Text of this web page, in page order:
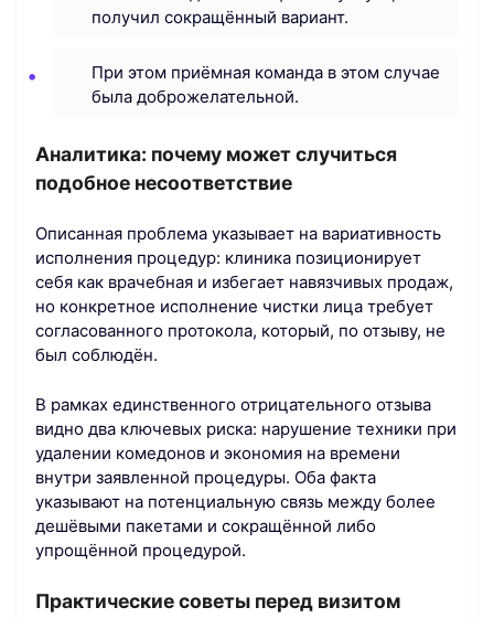
получил сокращённый вариант.
При этом приёмная команда в этом случае
была доброжелательной.
Аналитика: почему может случиться
подобное несоответствие
Описанная проблема указывает на вариативность
исполнения процедур: клиника позиционирует
себя как врачебная и избегает навязчивых продаж,
но конкретное исполнение чистки лица требует
согласованного протокола, который, по отзыву, не
был соблюдён.
В рамках единственного отрицательного отзыва
видно два ключевых риска: нарушение техники при
удалении комедонов и экономия на времени
внутри заявленной процедуры. Оба факта
указывают на потенциальную связь между более
дешёвыми пакетами и сокращённой либо
упрощённой процедурой.
Практические советы перед визитом